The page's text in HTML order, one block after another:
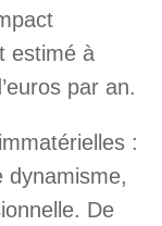
estimé à
par an.
:
dynamisme,
De